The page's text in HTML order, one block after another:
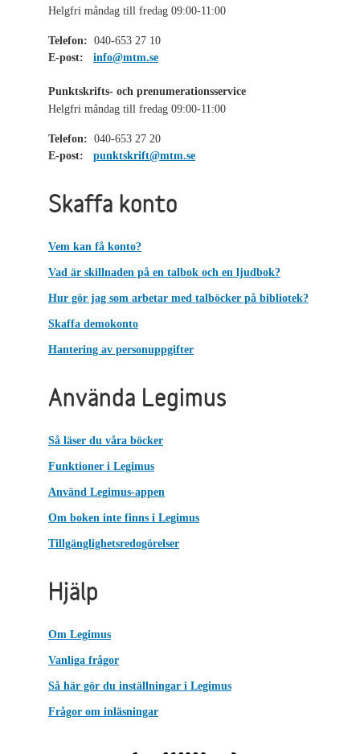
Helgfri måndag till fredag 09:00-11:00
Telefon: 040-653 27 10
E-post:
info@mtm.se
Punktskrifts- och prenumerationsservice
Helgfri måndag till fredag 09:00-11:00
Telefon: 040-653 27 20
E-post:
punktskrift@mtm.se
Skaffa konto
Vem kan få konto?
Vad är skillnaden på en talbok och en ljudbok?
Hur gör jag som arbetar med talböcker på bibliotek?
Skaffa demokonto
Hantering av personuppgifter
Använda Legimus
Så läser du våra böcker
Funktioner i Legimus
Använd Legimus-appen
Om boken inte finns i Legimus
Tillgänglighetsredogörelser
Hjälp
Om Legimus
Vanliga frågor
Så här gör du inställningar i Legimus
Frågor om inläsningar